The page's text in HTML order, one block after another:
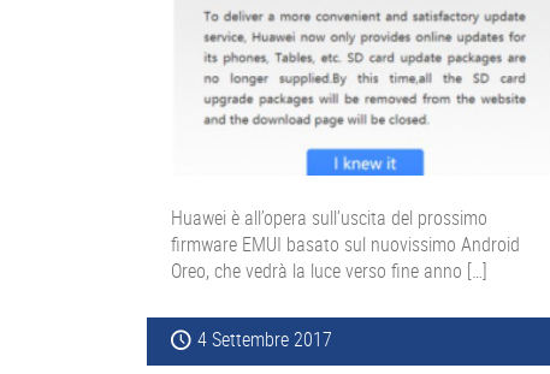
Huawei è all’opera sull’uscita del prossimo
firmware EMUI basato sul nuovissimo Android
Oreo, che vedrà la luce verso fine anno […]
4 Settembre 2017